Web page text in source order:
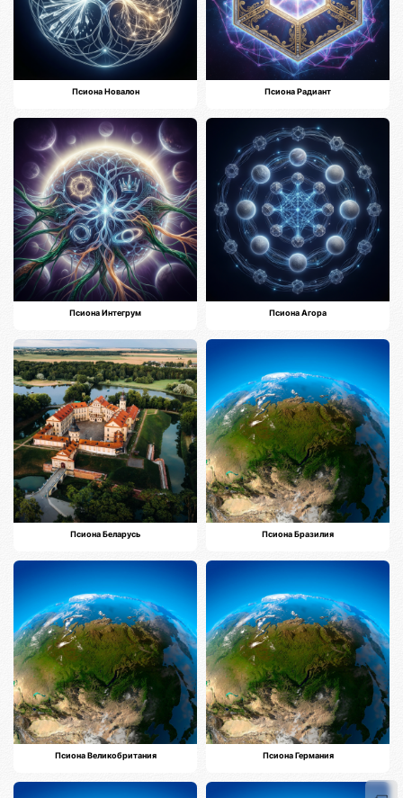
Псиона Новалон Псиона Радиант
Псиона Интегрум Псиона Агора
Псиона Беларусь Псиона Бразилия
Псиона Великобритания Псиона Германия